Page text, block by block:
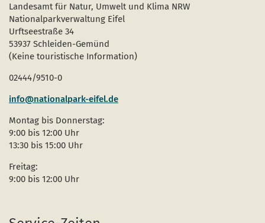
Landesamt für Natur, Umwelt und Klima NRW
Nationalparkverwaltung Eifel
Urftseestraße 34
53937 Schleiden-Gemünd
(Keine touristische Information)
02444/9510-0
info@nationalpark-eifel.de
Montag bis Donnerstag:
9:00 bis 12:00 Uhr
13:30 bis 15:00 Uhr
Freitag:
9:00 bis 12:00 Uhr